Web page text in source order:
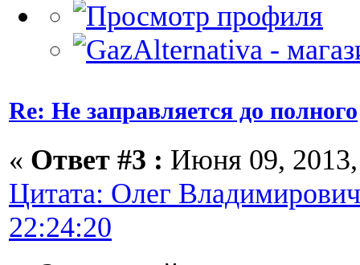
Re: Не заправляется до полного
« Ответ #3 : Июня 09,
Цитата: Олег
22:24:20